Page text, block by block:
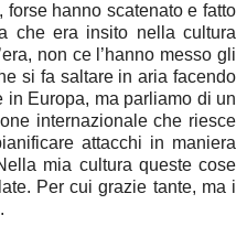
hanno scatenato e fatto
che era insito nella cultura
non ce l’hanno messo gli
si fa saltare in aria facendo
in Europa, ma parliamo di un
internazionale che riesce
attacchi in maniera
mia cultura queste cose
Per cui grazie tante, ma i